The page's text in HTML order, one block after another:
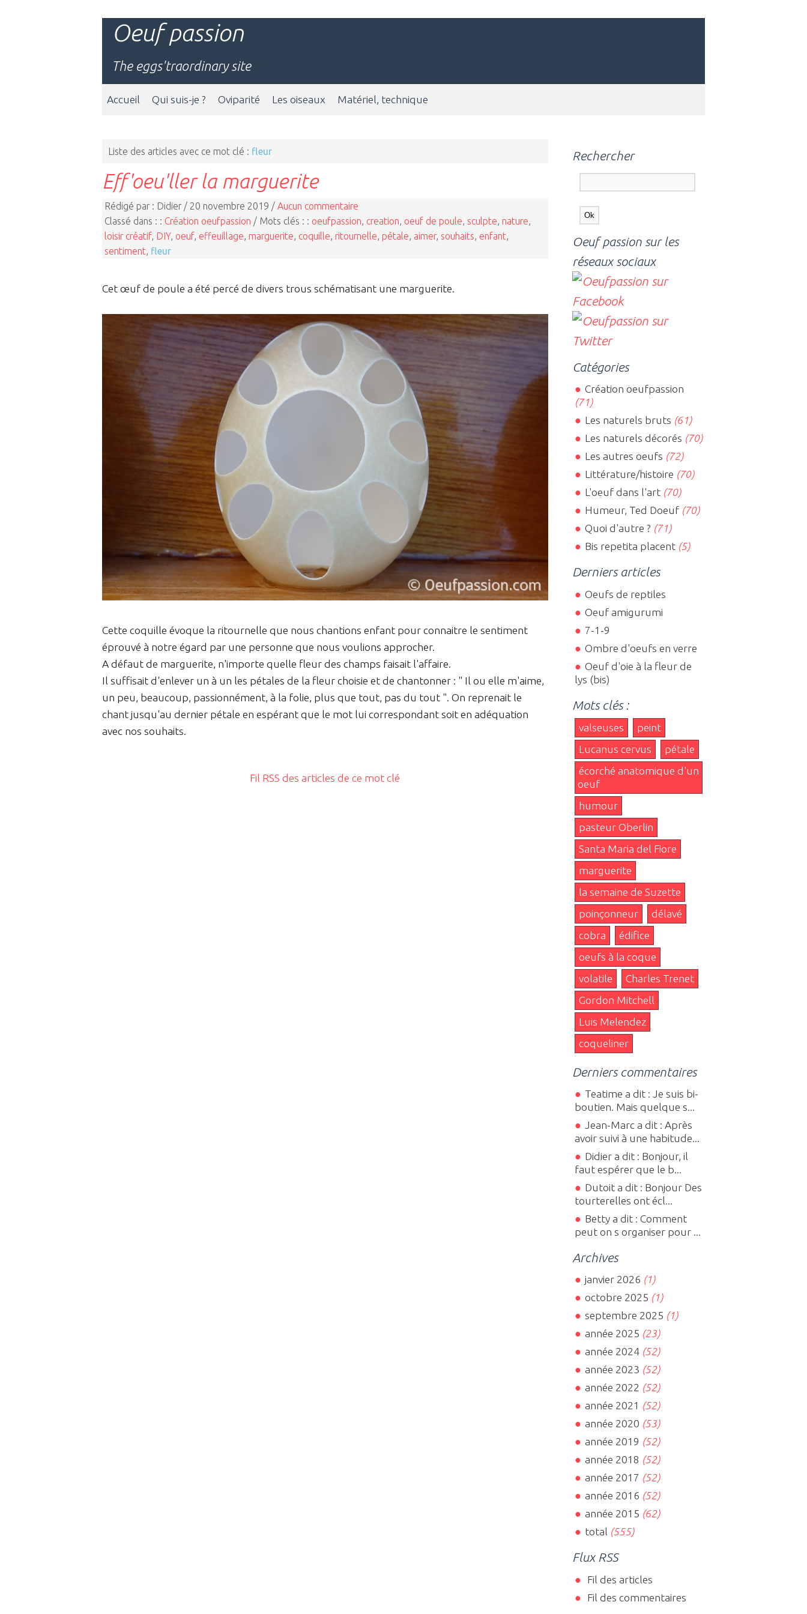
Oeuf passion
The eggs'traordinary site
Accueil Qui suis-je ? Oviparité Les oiseaux Matériel, technique
Liste des articles avec ce mot clé : fleur
Eff'oeu'ller la marguerite
Rédigé par : Didier / 20 novembre 2019 / Aucun commentaire
Classé dans : : Création oeufpassion / Mots clés : : oeufpassion creation oeuf de poule sculpte nature
loisir créatif, DIY, oeuf, effeuillage marguerite coquille ritournelle pétale aimer, souhaits enfant
sentiment fleur
Cet œuf de poule a été percé de divers trous schématisant une marguerite.
Cette coquille évoque la ritournelle que nous chantions enfant pour connaitre le sentiment
éprouvé à notre égard par une personne que nous voulions approcher.
A défaut de marguerite, n'importe quelle fleur des champs faisait l'affaire.
Il suffisait d'enlever un à un les pétales de la fleur choisie et de chantonner : " Il ou elle m'aime,
un peu, beaucoup, passionnément, à la folie, plus que tout, pas du tout ". On reprenait le
chant jusqu'au dernier pétale en espérant que le mot lui correspondant soit en adéquation
avec nos souhaits.
Fil RSS des articles de ce mot clé
Rechercher
Oeuf passion sur les
réseaux sociaux
Catégories
Création oeufpassion
(71)
Les naturels bruts (61)
Les naturels décorés (70)
Les autres oeufs (72)
Littérature/histoire (70)
L'oeuf dans l'art(70)
Humeur, Ted Doeuf(70)
Quoi d'autre ? (71)
Bis repetita placent(5)
Derniers articles
Oeufs de reptiles
Oeuf amigurumi
7-1-9
Ombre d'oeufs en verre
Oeuf d'oie à la fleur de
lys (bis)
Mots clés :
valseuses
peint
Lucanus cervus
pétale
écorché anatomique d'un
oeuf
humour
pasteur Oberlin
Santa Maria del Fiore
marguerite
la semaine de Suzette
poinçonneur
délavé
cobra
édifice
oeufs à la coque
volatile
Charles Trenet
Gordon Mitchell
Luis Melendez
coqueliner
Derniers commentaires
Teatime a dit : Je suis bi-
boutien. Mais quelque s...
Jean-Marc a dit : Après
avoir suivi à une habitude...
Didier a dit : Bonjour, il
faut espérer que le b...
Dutoit a dit : Bonjour Des
tourterelles ont écl...
Betty a dit : Comment
peut on s organiser pour ...
Archives
janvier 2026 (1)
octobre 2025 (1)
septembre 2025 (1)
année 2025 (23)
année 2024(52)
année 2023 (52)
année 2022 (52)
année 2021 (52)
année 2020 (53)
année 2019 (52)
année 2018 (52)
année 2017 (52)
année 2016 (52)
année 2015 (62)
total (555)
Flux RSS
Fil des articles
Fil des commentaires